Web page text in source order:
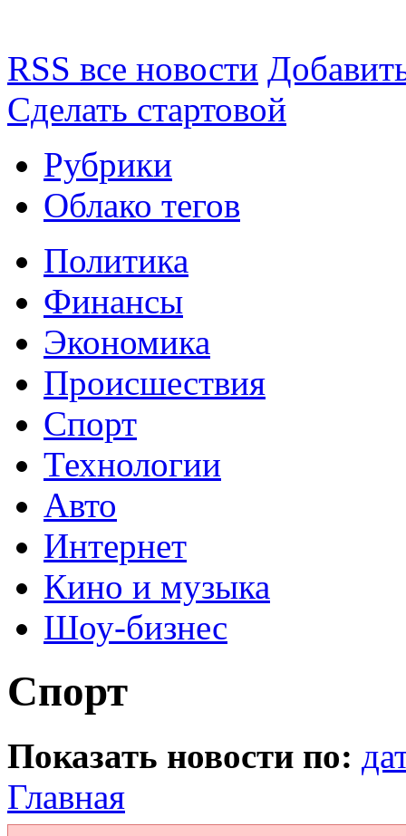
RSS все новости
Сделать стартовой
Рубрики
Облако тегов
Политика
Финансы
Экономика
Происшествия
Спорт
Технологии
Авто
Интернет
Кино и музыка
Шоу-бизнес
Спорт
Показать новости по:
Главная